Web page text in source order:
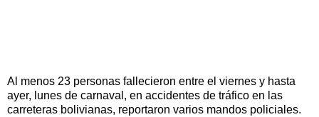
Al menos 23 personas fallecieron entre el viernes y hasta
ayer, lunes de carnaval, en accidentes de tráfico en las
carreteras bolivianas, reportaron varios mandos policiales.